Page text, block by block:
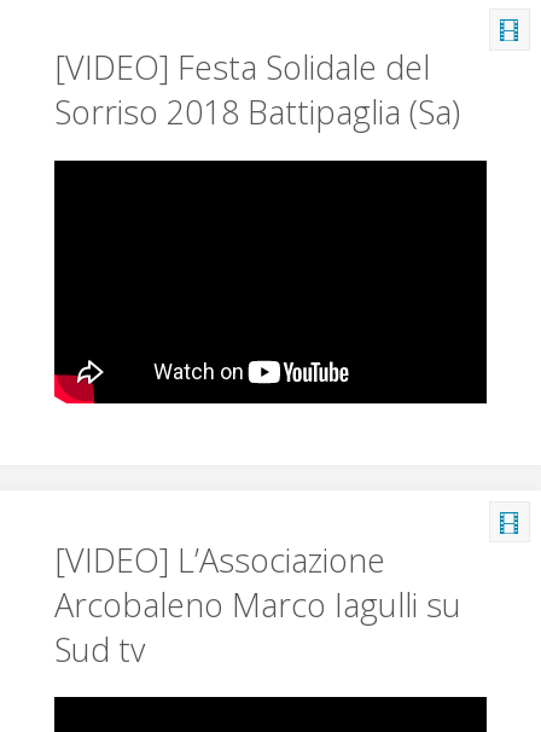
[VIDEO] Festa Solidale del
Sorriso 2018 Battipaglia (Sa)
[VIDEO] L’Associazione
Arcobaleno Marco Iagulli su
Sud tv